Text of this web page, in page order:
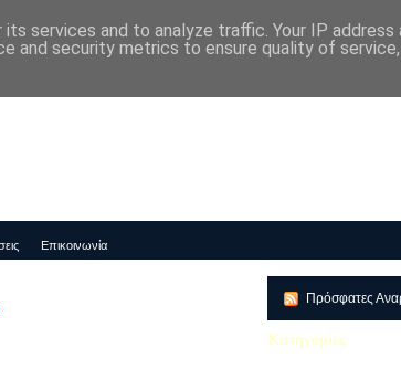
"ΔΕΛΑΣΑΛ"
Επικοινωνία
Πρόσφατες
Κατηγορίες
services and to analyze traffic. Your IP address
and security metrics to ensure quality of